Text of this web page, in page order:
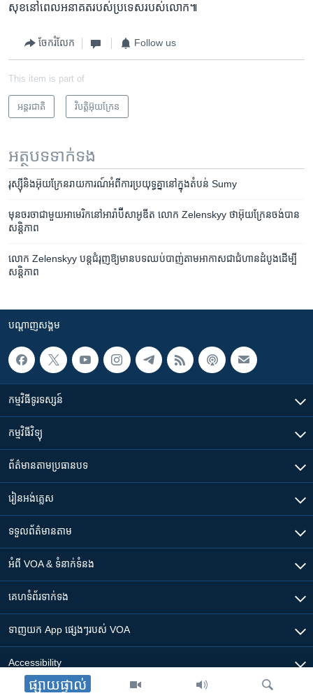
ផ្សាយផ្ទាល់
សុខ​នៅ​ពេល​អនាគត​របស់​ប្រទេស​របស់​លោក៕
ចែករំលែក Follow us
This item is part of
អន្តរជាតិ វិបត្តិអ៊ុយក្រែន
អត្ថបទ​ទាក់ទង
រុស្ស៊ី​និង​អ៊ុយក្រែន​រាយការណ៍​អំពី​ការ​ប្រយុទ្ធ​គ្នា​នៅ​ក្នុង​តំបន់ Sumy
មុន​ចរចា​ជាមួយ​អាមេរិក​នៅ​អារ៉ាប៊ីសាអូឌីត លោក Zelenskyy ថា​អ៊ុយក្រែន​ចង់​បាន​
សន្តិភាព
លោក Zelenskyy បន្ត​ជំរុញ​ឱ្យ​មាន​បទឈប់បាញ់​តាម​អាកាស​ជា​ជំហាន​ដំបូង​ដើម្បី​
សន្តិភាព
បណ្តាញ​សង្គម
កម្មវិធី​ទូរទស្សន៍
កម្មវិធី​វិទ្យុ
ព័ត៌មាន​តាមប្រធានបទ​
រៀន​​អង់គ្លេស
ទទួល​ព័ត៌មាន​តាម
អំពី​ VOA & ទំនាក់ទំនង
គេហទំព័រ​​ទាក់ទង
ទាញយក​ App ផ្សេងៗ​របស់​ VOA
Accessibility